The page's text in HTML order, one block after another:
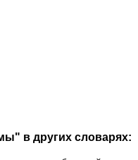
в других словарях: